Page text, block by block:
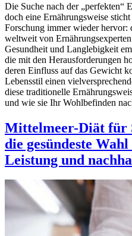
Die Suche nach der „perfekten“
doch eine Ernährungsweise
Forschung immer wieder
weltweit von
Gesundheit und Langlebigkeit
die mit den Herausforderungen
deren Einfluss auf das Gewicht
Lebensstil einen
diese traditionelle
und wie sie Ihr Wohlbefinden
Mittelmeer-Diät für
die gesündeste
Leistung und